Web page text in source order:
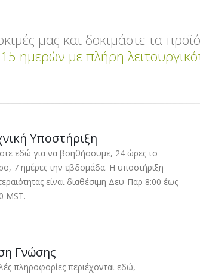
μας και δοκιμάστε τα
ημερών με πλήρη
Υποστήριξη
εδώ για να βοηθήσουμε, 24 ώρες το
7 ημέρες την εβδομάδα. Η υποστήριξη
είναι διαθέσιμη Δευ-Παρ 8:00 έως
MST.
Γνώσης
πληροφορίες περιέχονται εδώ,